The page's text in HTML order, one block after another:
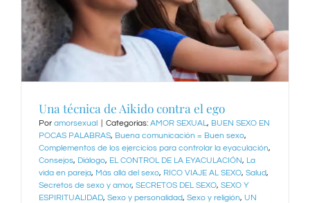
Una técnica de Aikido contra el ego
Por amorsexual Categorías: AMOR SEXUAL , BUEN SEXO EN
POCAS PALABRAS, Buena comunicación = Buen sexo,
Complementos de los ejercicios para controlar la eyaculación,
Consejos, Diálogo, EL CONTROL DE LA EYACULACIÓN, La
vida en pareja, Más allá del sexo, RICO VIAJE AL SEXO, Salud,
Secretos de sexo y amor, SECRETOS DEL SEXO, SEXO Y
ESPIRITUALIDAD, Sexo y personalidad, Sexo y religión, UN